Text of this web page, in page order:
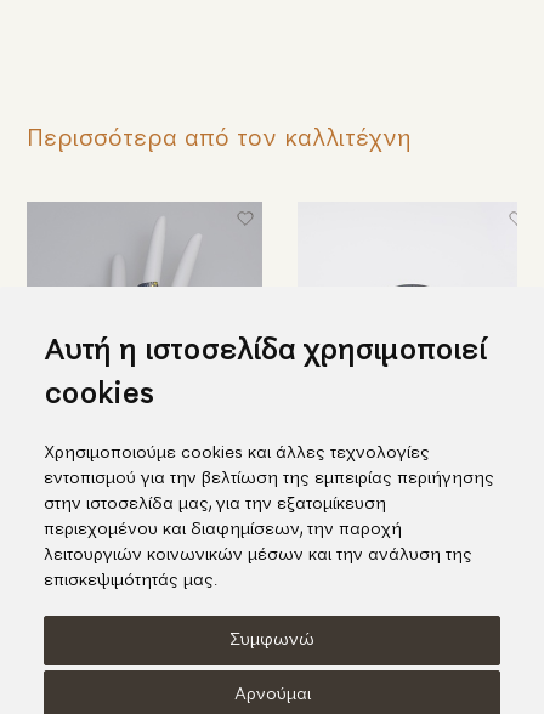
Αυτή η ιστοσελίδα χρησιμοποιεί
cookies
Χρησιμοποιούμε cookies και άλλες τεχνολογίες
εντοπισμού για την βελτίωση της εμπειρίας περιήγησης
στην ιστοσελίδα μας, για την εξατομίκευση
περιεχομένου και διαφημίσεων, την παροχή
λειτουργιών κοινωνικών μέσων και την ανάλυση της
επισκεψιμότητάς μας.
Συμφωνώ
Αρνούμαι
Περισσότερα από τον καλλιτέχνη
Μαύρο ασημένιο δαχτυλίδι με
ένθετο χρυσό K18
538,00€
Εντυπωσιακό ασημένιο
δαχτυλίδι με ένθετο χρυσό και
ένα μαργαριτάρι
464,00€
Πολιτική Cookies